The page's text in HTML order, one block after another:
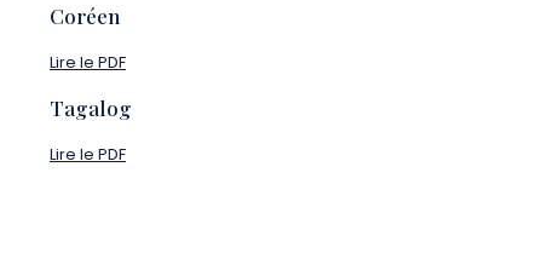
Coréen
Lire le PDF
Tagalog
Lire le PDF